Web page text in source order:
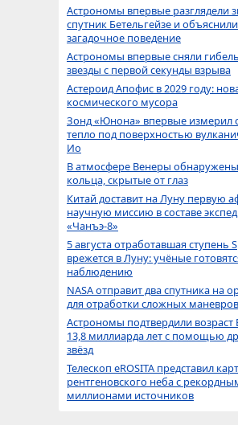
Астрономы впервые разглядели
спутник Бетельгейзе и
загадочное поведение
Астрономы впервые сняли
звезды с первой секунды взрыва
Астероид Апофис в 2029 году:
космического мусора
Зонд «Юнона» впервые измерил
тепло под поверхностью
Ио
В атмосфере Венеры обнаружены
кольца, скрытые от глаз
Китай доставит на Луну первую
научную миссию в составе
«Чанъэ-8»
5 августа отработавшая ступень
врежется в Луну: учёные
наблюдению
NASA отправит два спутника на
для отработки сложных
Астрономы подтвердили возраст
13,8 миллиарда лет с помощью
звёзд
Телескоп eROSITA представил
рентгеновского неба с
миллионами источников